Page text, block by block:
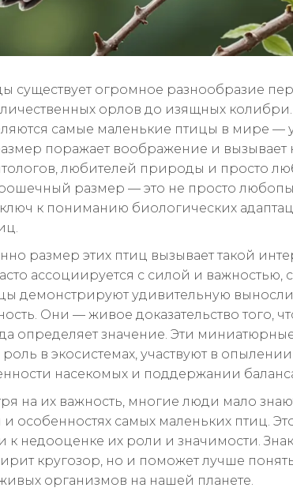
существует огромное разнообразие
орлов до изящных
самые маленькие птицы в мире —
поражает воображение и
любителей природы и просто
размер — это не просто
к пониманию биологических
размер этих птиц вызывает такой
ассоциируется с силой и важностью,
демонстрируют удивительную
Они — живое доказательство того,
определяет значение. Эти
в экосистемах, участвуют в
насекомых и поддержании
на их важность, многие люди мало
особенностях самых маленьких птиц.
к недооценке их роли и значимости.
кругозор, но и поможет лучше
организмов на нашей планете.